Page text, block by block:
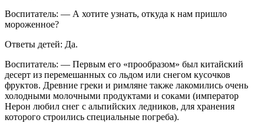
Воспитатель: — А хотите узнать, откуда к нам пришло
мороженное?
Ответы детей: Да.
Воспитатель: — Первым его «прообразом» был китайский
десерт из перемешанных со льдом или снегом кусочков
фруктов. Древние греки и римляне также лакомились очень
холодными молочными продуктами и соками (император
Нерон любил снег с альпийских ледников, для хранения
которого строились специальные погреба).